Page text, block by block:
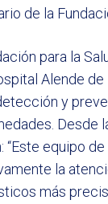
de la
para la
Alende de
y
Desde
“Este equipo
la
más